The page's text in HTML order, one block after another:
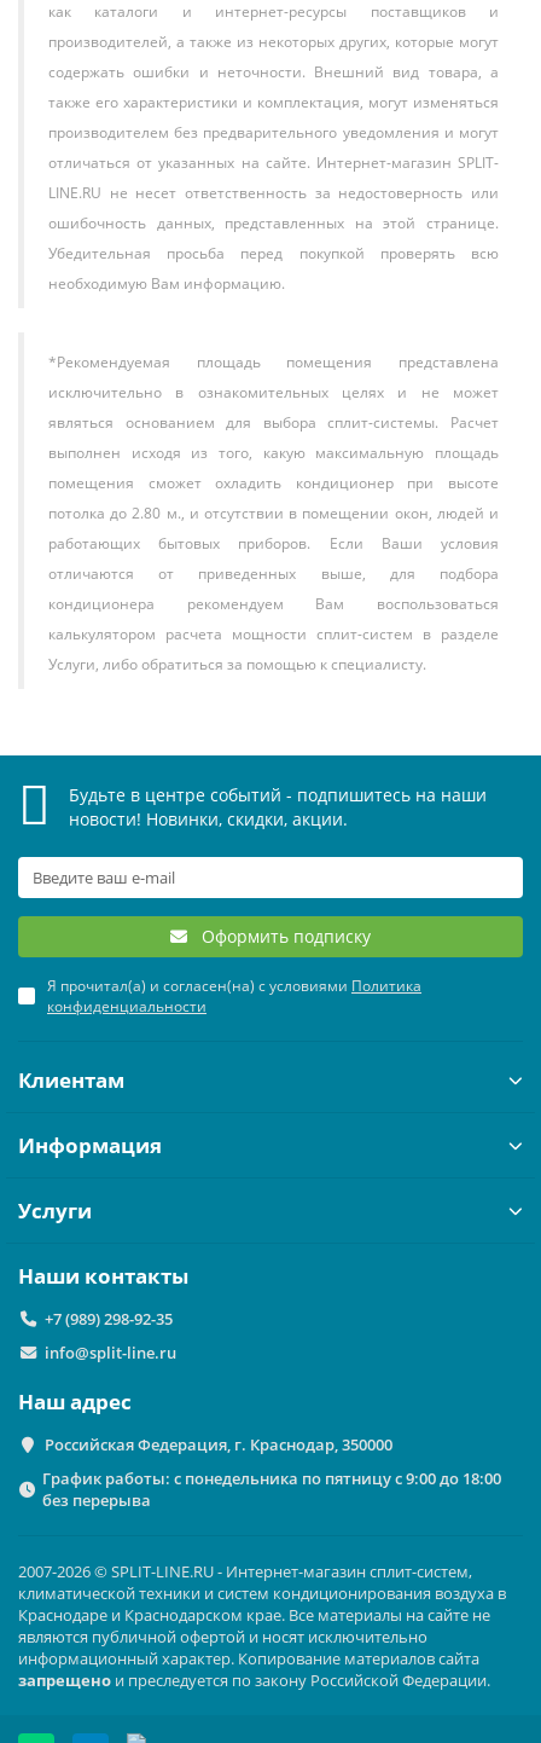
как каталоги и интернет-ресурсы поставщиков и
производителей, а также из некоторых других, которые могут
содержать ошибки и неточности. Внешний вид товара, а
также его характеристики и комплектация, могут изменяться
производителем без предварительного уведомления и могут
отличаться от указанных на сайте. Интернет-магазин SPLIT-
LINE.RU не несет ответственность за недостоверность или
ошибочность данных, представленных на этой странице.
Убедительная просьба перед покупкой проверять всю
необходимую Вам информацию.
*Рекомендуемая площадь помещения представлена
исключительно в ознакомительных целях и не может
являться основанием для выбора сплит-системы. Расчет
выполнен исходя из того, какую максимальную площадь
помещения сможет охладить кондиционер при высоте
потолка до 2.80 м., и отсутствии в помещении окон, людей и
работающих бытовых приборов. Если Ваши условия
отличаются от приведенных выше, для подбора
кондиционера рекомендуем Вам воспользоваться
калькулятором расчета мощности сплит-систем в разделе
Услуги, либо обратиться за помощью к специалисту.
Будьте в центре событий - подпишитесь на наши
новости! Новинки, скидки, акции.
Оформить подписку
Я прочитал(а) и согласен(на) с условиями Политика
конфиденциальности
Клиентам
Информация
Услуги
Наши контакты
+7 (989) 298-92-35
info@split-line.ru
Наш адрес
Российская Федерация, г. Краснодар, 350000
График работы: с понедельника по пятницу с 9:00 до 18:00
без перерыва
2007-2026 © SPLIT-LINE.RU - Интернет-магазин сплит-систем,
климатической техники и систем кондиционирования воздуха в
Краснодаре и Краснодарском крае. Все материалы на сайте не
являются публичной офертой и носят исключительно
информационный характер. Копирование материалов сайта
запрещено и преследуется по закону Российской Федерации.